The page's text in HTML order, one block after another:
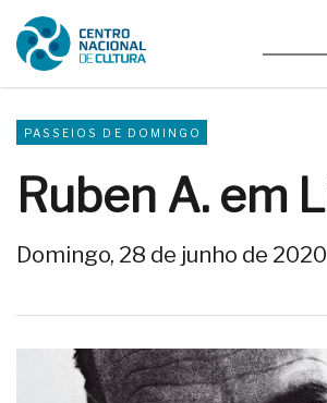
PASSEIOS DE DOMINGO
Ruben A. em
Domingo, 28 de junho de 2020